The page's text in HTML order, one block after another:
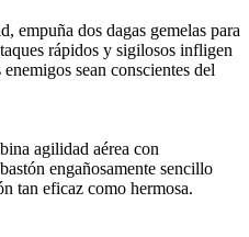
empuña dos dagas gemelas para
rápidos y sigilosos infligen
sean conscientes del
agilidad aérea con
engañosamente sencillo
tan eficaz como hermosa.